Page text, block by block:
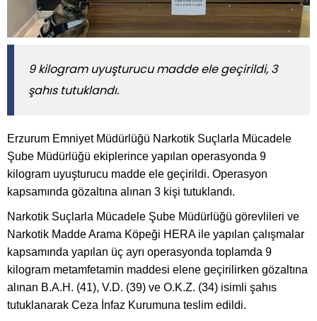
9 kilogram uyuşturucu madde ele geçirildi, 3
şahıs tutuklandı.
Erzurum Emniyet Müdürlüğü Narkotik Suçlarla Mücadele
Şube Müdürlüğü ekiplerince yapılan operasyonda 9
kilogram uyuşturucu madde ele geçirildi. Operasyon
kapsamında gözaltına alınan 3 kişi tutuklandı.
Narkotik Suçlarla Mücadele Şube Müdürlüğü görevlileri ve
Narkotik Madde Arama Köpeği HERA ile yapılan çalışmalar
kapsamında yapılan üç ayrı operasyonda toplamda 9
kilogram metamfetamin maddesi elene geçirilirken gözaltına
alınan B.A.H. (41), V.D. (39) ve O.K.Z. (34) isimli şahıs
tutuklanarak Ceza İnfaz Kurumuna teslim edildi.